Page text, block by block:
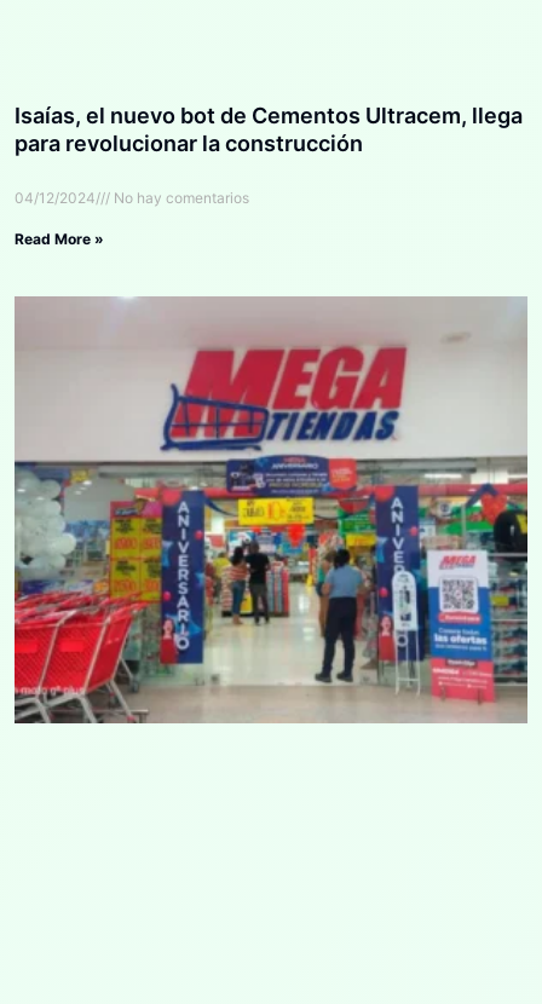
Isaías, el nuevo bot de Cementos Ultracem, llega
para revolucionar la construcción
04/12/2024 No hay comentarios
Read More »